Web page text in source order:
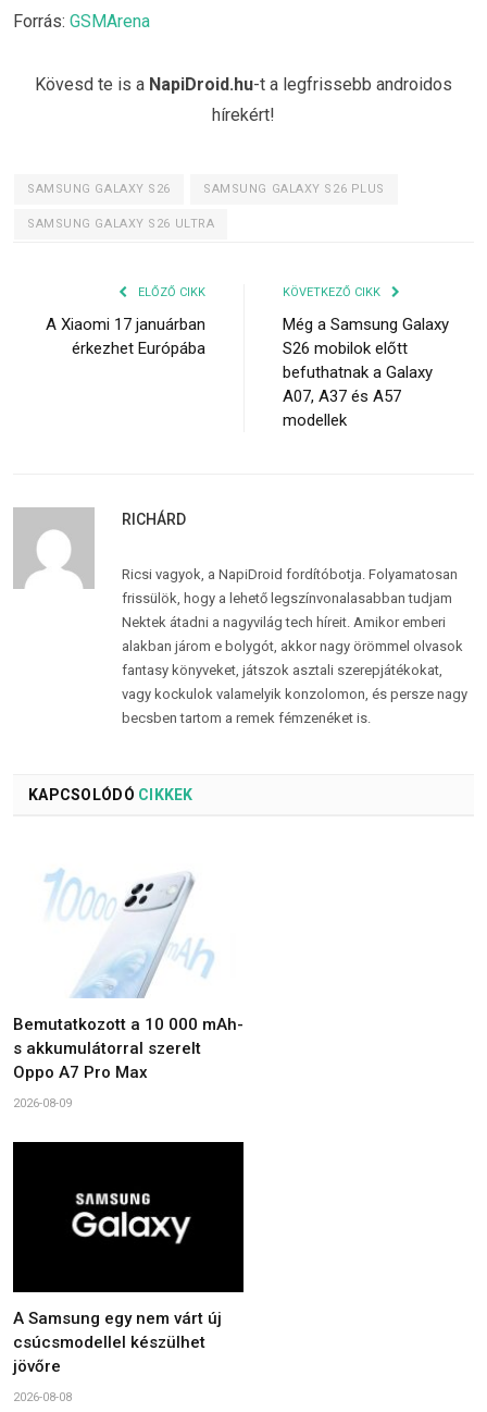
Forrás: GSMArena
Kövesd te is a NapiDroid.hu-t a legfrissebb androidos
hírekért!
SAMSUNG GALAXY S26 SAMSUNG GALAXY S26 PLUS
SAMSUNG GALAXY S26 ULTRA
ELŐZŐ CIKK
A Xiaomi 17 januárban
érkezhet Európába
KÖVETKEZŐ CIKK
Még a Samsung Galaxy
S26 mobilok előtt
befuthatnak a Galaxy
A07, A37 és A57
modellek
RICHÁRD
Ricsi vagyok, a NapiDroid fordítóbotja. Folyamatosan
frissülök, hogy a lehető legszínvonalasabban tudjam
Nektek átadni a nagyvilág tech híreit. Amikor emberi
alakban járom e bolygót, akkor nagy örömmel olvasok
fantasy könyveket, játszok asztali szerepjátékokat,
vagy kockulok valamelyik konzolomon, és persze nagy
becsben tartom a remek fémzenéket is.
KAPCSOLÓDÓ CIKKEK
Bemutatkozott a 10 000 mAh-
s akkumulátorral szerelt
Oppo A7 Pro Max
2026-08-09
A Samsung egy nem várt új
csúcsmodellel készülhet
jövőre
2026-08-08